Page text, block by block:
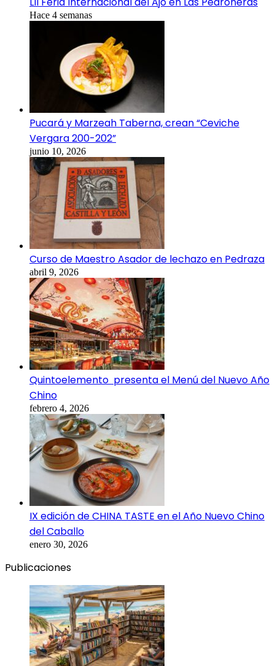
Hace 4 semanas
Pucará y Marzeah Taberna, crean “Ceviche
Vergara 200-202”
junio 10, 2026
Curso de Maestro Asador de lechazo en Pedraza
abril 9, 2026
Quintoelemento presenta el Menú del Nuevo Año
Chino
febrero 4, 2026
IX edición de CHINA TASTE en el Año Nuevo Chino
del Caballo
enero 30, 2026
Publicaciones